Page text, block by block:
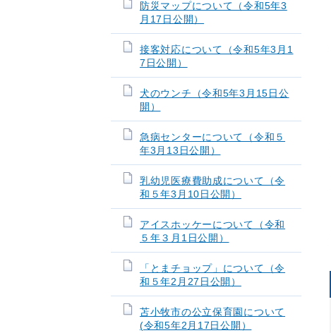
防災マップについて（令和5年3
月17日公開）
接客対応について（令和5年3月1
7日公開）
犬のウンチ（令和5年3月15日公
開）
急病センターについて（令和５
年3月13日公開）
乳幼児医療費助成について（令
和５年3月10日公開）
アイスホッケーについて（令和
５年３月1日公開）
「とまチョップ」について（令
和５年2月27日公開）
苫小牧市の公立保育園について
(令和5年2月17日公開）